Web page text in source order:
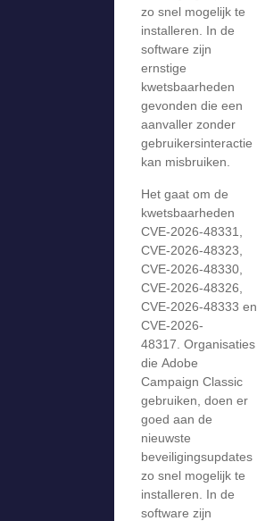
zo snel mogelijk te
installeren. In de
software zijn
ernstige
kwetsbaarheden
gevonden die een
aanvaller zonder
gebruikersinteractie
kan misbruiken.
Het gaat om de
kwetsbaarheden
CVE-2026-48331,
CVE-2026-48323,
CVE-2026-48330,
CVE-2026-48326,
CVE-2026-48333 en
CVE-2026-
48317. Organisaties
die Adobe
Campaign Classic
gebruiken, doen er
goed aan de
nieuwste
beveiligingsupdates
zo snel mogelijk te
installeren. In de
software zijn